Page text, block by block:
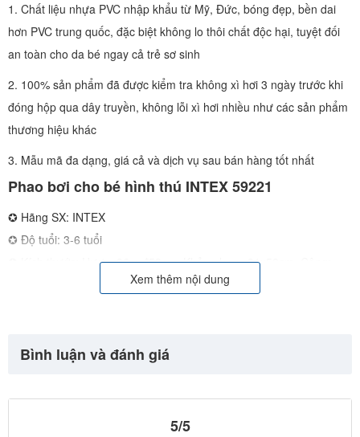
1. Chất liệu nhựa PVC nhập khẩu từ Mỹ, Đức, bóng đẹp, bền dai
hơn PVC trung quốc, đặc biệt không lo thôi chất độc hại, tuyệt đối
an toàn cho da bé ngay cả trẻ sơ sinh
2. 100% sản phẩm đã được kiểm tra không xì hơi 3 ngày trước khi
đóng hộp qua dây truyền, không lỗi xì hơi nhiều như các sản phẩm
thương hiệu khác
3. Mẫu mã đa dạng, giá cả và dịch vụ sau bán hàng tốt nhất
Phao bơi cho bé hình thú INTEX 59221
✪ Hãng SX: INTEX
✪ Độ tuổi: 3-6 tuổi
✪ Kích thước: Hươu: 86cm*58cm, Khủng long: 81x58cm, Công:
✪ Chất liệu Pvc cao cấp, an toàn và thân thiện với làn da của bé
không phai khi sử dụng. Sản phẩm được nhập khẩu và phân phối
Xem thêm nội dung
Bình luận và đánh giá
5/5